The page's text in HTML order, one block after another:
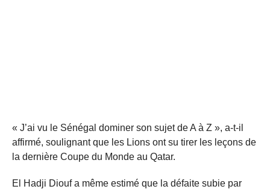
« J’ai vu le Sénégal dominer son sujet de A à Z », a-t-il
affirmé, soulignant que les Lions ont su tirer les leçons de
la dernière Coupe du Monde au Qatar.
El Hadji Diouf a même estimé que la défaite subie par